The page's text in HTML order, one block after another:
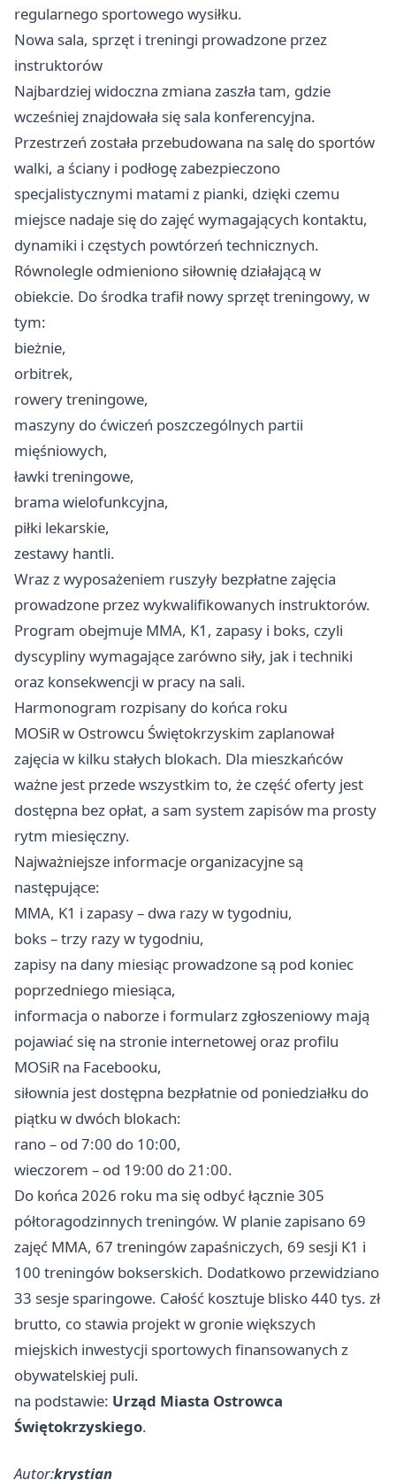
regularnego sportowego wysiłku.
Nowa sala, sprzęt i treningi prowadzone przez
instruktorów
Najbardziej widoczna zmiana zaszła tam, gdzie
wcześniej znajdowała się sala konferencyjna.
Przestrzeń została przebudowana na salę do sportów
walki, a ściany i podłogę zabezpieczono
specjalistycznymi matami z pianki, dzięki czemu
miejsce nadaje się do zajęć wymagających kontaktu,
dynamiki i częstych powtórzeń technicznych.
Równolegle odmieniono siłownię działającą w
obiekcie. Do środka trafił nowy sprzęt treningowy, w
tym:
bieżnie,
orbitrek,
rowery treningowe,
maszyny do ćwiczeń poszczególnych partii
mięśniowych,
ławki treningowe,
brama wielofunkcyjna,
piłki lekarskie,
zestawy hantli.
Wraz z wyposażeniem ruszyły bezpłatne zajęcia
prowadzone przez wykwalifikowanych instruktorów.
Program obejmuje MMA, K1, zapasy i boks, czyli
dyscypliny wymagające zarówno siły, jak i techniki
oraz konsekwencji w pracy na sali.
Harmonogram rozpisany do końca roku
MOSiR w Ostrowcu Świętokrzyskim zaplanował
zajęcia w kilku stałych blokach. Dla mieszkańców
ważne jest przede wszystkim to, że część oferty jest
dostępna bez opłat, a sam system zapisów ma prosty
rytm miesięczny.
Najważniejsze informacje organizacyjne są
następujące:
MMA, K1 i zapasy – dwa razy w tygodniu,
boks – trzy razy w tygodniu,
zapisy na dany miesiąc prowadzone są pod koniec
poprzedniego miesiąca,
informacja o naborze i formularz zgłoszeniowy mają
pojawiać się na stronie internetowej oraz profilu
MOSiR na Facebooku,
siłownia jest dostępna bezpłatnie od poniedziałku do
piątku w dwóch blokach:
rano – od 7:00 do 10:00,
wieczorem – od 19:00 do 21:00.
Do końca 2026 roku ma się odbyć łącznie 305
półtoragodzinnych treningów. W planie zapisano 69
zajęć MMA, 67 treningów zapaśniczych, 69 sesji K1 i
100 treningów bokserskich. Dodatkowo przewidziano
33 sesje sparingowe. Całość kosztuje blisko 440 tys. zł
brutto, co stawia projekt w gronie większych
miejskich inwestycji sportowych finansowanych z
obywatelskiej puli.
na podstawie: Urząd Miasta Ostrowca
Świętokrzyskiego.
Autor:krystian